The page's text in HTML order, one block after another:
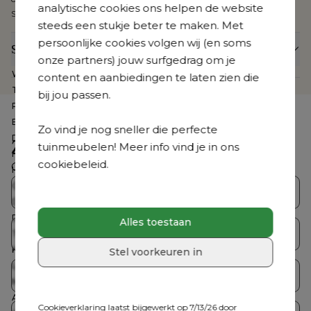
analytische cookies ons helpen de website
steeds een stukje beter te maken. Met
persoonlijke cookies volgen wij (en soms
onze partners) jouw surfgedrag om je
content en aanbiedingen te laten zien die
bij jou passen.
Zo vind je nog sneller die perfecte
tuinmeubelen! Meer info vind je in ons
cookiebeleid.
Alles toestaan
Stel voorkeuren in
Cookieverklaring laatst bijgewerkt op 7/13/26 door
Sunbrella® Luxe geniet je van 5 jaar garantie.
Specificaties
Webartikelnummer
CB3981613
Te zien in de showroom
Product collectie
Breedte
Diepte
100 cm
Hoogte
70 cm
Hoogte zitting
Gemonteerd
Dikte rugkussen
Dikte zitkussen
12 cm
Totale afmetingen
Kussen(s) inbegrepen
Ja
Loungetafel inbegrepen
Nee
Merk
Aantal personen
Zoek je iets anders?
Ontdek ons volledig aanbod